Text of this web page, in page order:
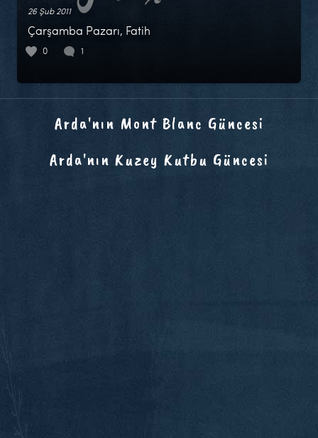
26 Şub 2011
Çarşamba Pazarı, Fatih
0 1
Arda'nın Mont Blanc Güncesi
Arda'nın Kuzey Kutbu Güncesi